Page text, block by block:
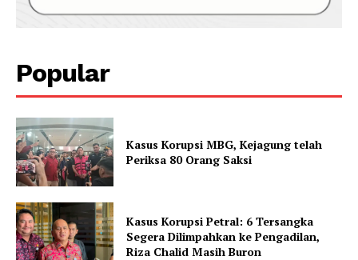
Popular
Kasus Korupsi MBG, Kejagung telah
Periksa 80 Orang Saksi
Kasus Korupsi Petral: 6 Tersangka
Segera Dilimpahkan ke Pengadilan,
Riza Chalid Masih Buron